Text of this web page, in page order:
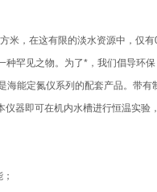
，在这有限的淡水资源中，仅
罕见之物。为了*，我们倡导环保
海能定氮仪系列的配套产品。带
器即可在机内水槽进行恒温实验